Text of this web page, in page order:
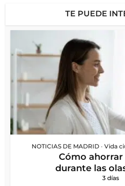
TE PUEDE
NOTICIAS DE MADRID • Vida
Cómo ahorrar
durante las
3 días